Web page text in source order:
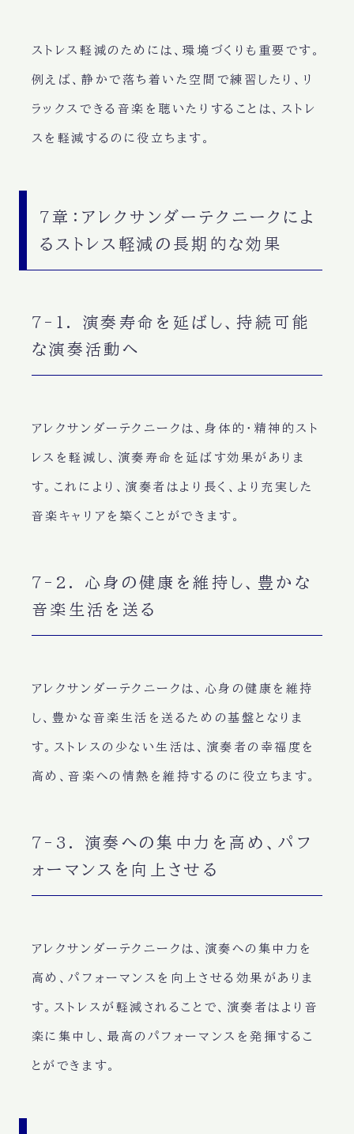
ストレス軽減のためには、環境づくりも重要です。
例えば、静かで落ち着いた空間で練習したり、リ
ラックスできる音楽を聴いたりすることは、ストレ
スを軽減するのに役立ちます。
7章：アレクサンダーテクニークによ
るストレス軽減の長期的な効果
7-1. 演奏寿命を延ばし、持続可能
な演奏活動へ
アレクサンダーテクニークは、身体的・精神的スト
レスを軽減し、演奏寿命を延ばす効果がありま
す。これにより、演奏者はより長く、より充実した
音楽キャリアを築くことができます。
7-2. 心身の健康を維持し、豊かな
音楽生活を送る
アレクサンダーテクニークは、心身の健康を維持
し、豊かな音楽生活を送るための基盤となりま
す。ストレスの少ない生活は、演奏者の幸福度を
高め、音楽への情熱を維持するのに役立ちます。
7-3. 演奏への集中力を高め、パフ
ォーマンスを向上させる
アレクサンダーテクニークは、演奏への集中力を
高め、パフォーマンスを向上させる効果がありま
す。ストレスが軽減されることで、演奏者はより音
楽に集中し、最高のパフォーマンスを発揮するこ
とができます。